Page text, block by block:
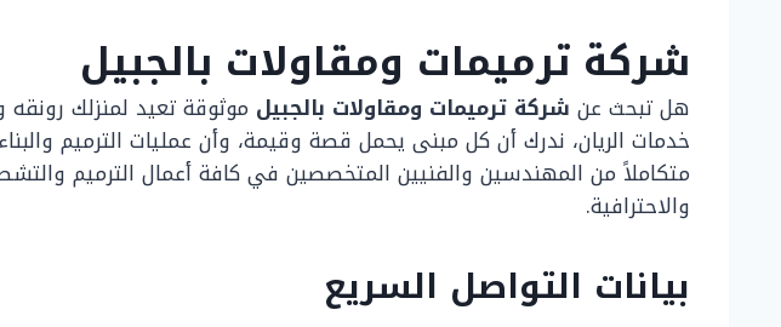
شركة ترميمات ومقاولات بالجبيل
هل تبحث عن شركة ترميمات ومقاولات بالجبيل موثوقة تعيد لمنزلك
خدمات الريان، ندرك أن كل مبنى يحمل قصة وقيمة، وأن عمليات الترميم
متكاملاً من المهندسين والفنيين المتخصصين في كافة أعمال الترميم
والاحترافية.
بيانات التواصل السريع